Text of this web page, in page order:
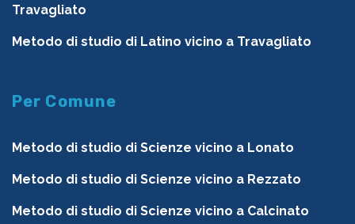
Travagliato
Metodo di studio di Latino vicino a Travagliato
Per Comune
Metodo di studio di Scienze vicino a Lonato
Metodo di studio di Scienze vicino a Rezzato
Metodo di studio di Scienze vicino a Calcinato